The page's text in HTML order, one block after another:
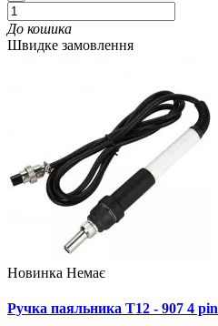
До кошика
Швидке замовлення
Новинка Немає
Ручка паяльника T12 - 907 4 pin